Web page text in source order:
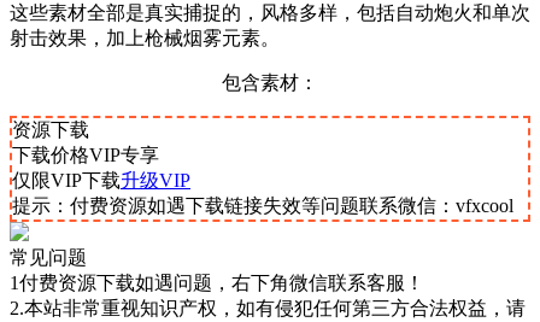
这些素材全部是真实捕捉的，风格多样，包括自动炮火和单次
射击效果，加上枪械烟雾元素。
包含素材：
资源下载
下载价格VIP专享
仅限VIP下载升级VIP
提示：付费资源如遇下载链接失效等问题联系微信：vfxcool
常见问题
1付费资源下载如遇问题，右下角微信联系客服！
2.本站非常重视知识产权，如有侵犯任何第三方合法权益，请